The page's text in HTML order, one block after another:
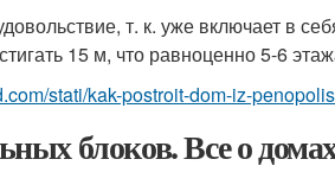
т. к. уже включает в
15 м, что равноценно 5-6
stati/kak-postroit-dom-iz-
блоков. Все о